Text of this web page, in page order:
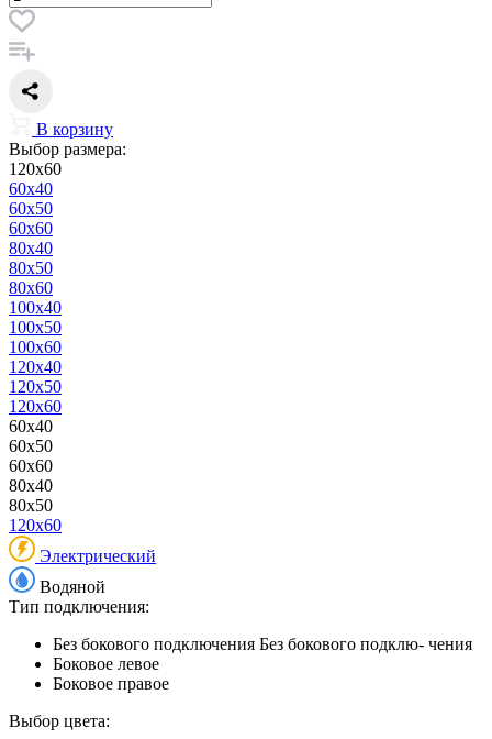
В корзину
Выбор размера:
120x60
60x40
60x50
60x60
80x40
80x50
80x60
100x40
100x50
100x60
120x40
120x50
120x60
60x40
60x50
60x60
80x40
80x50
120x60
Электрический
Водяной
Тип подключения:
Без бокового подключения Без бокового подклю- чения
Боковое левое
Боковое правое
Выбор цвета: